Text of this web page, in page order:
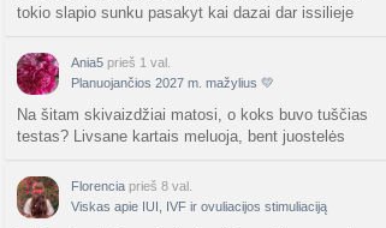
atnaujinta Agne.baronaite prieš 1 d.
Perspėjimas dėl pardavėjo „Mantvis“
sukurtaSoliaris73 prieš 1 d.
sukurta TD asistentė prieš 1 d.
tokio slapio sunku pasakyt kai dazai dar issilieje
Ania5 prieš 1 val.
Planuojančios 2027 m. mažylius 💛
Na šitam skivaizdžiai matosi, o koks buvo tuščias
testas? Livsane kartais meluoja, bent juostelės
Florencia prieš 8 val.
Viskas apie IUI, IVF ir ovuliacijos stimuliaciją